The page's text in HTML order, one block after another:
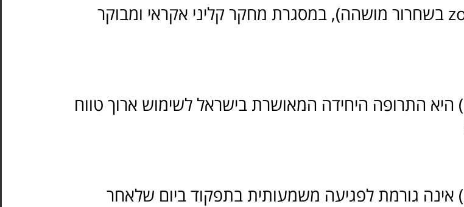
לטיפול פעיל (zolpidem בשחרור מושהה), במסגרת מחקר קליני אקראי ומבוקר
דייויגו (lemborexant) היא התרופה היחידה המאושרת בישראל לשימוש ארוך טווח
דייויגו (lemborexant) אינה גורמת לפגיעה משמעותית בתפקוד ביום שלאחר